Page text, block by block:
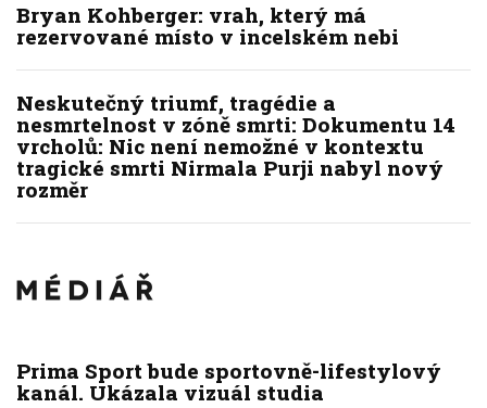
Bryan Kohberger: vrah, který má
rezervované místo v incelském nebi
Neskutečný triumf, tragédie a
nesmrtelnost v zóně smrti: Dokumentu 14
vrcholů: Nic není nemožné v kontextu
tragické smrti Nirmala Purji nabyl nový
rozměr
Prima Sport bude sportovně-lifestylový
kanál. Ukázala vizuál studia